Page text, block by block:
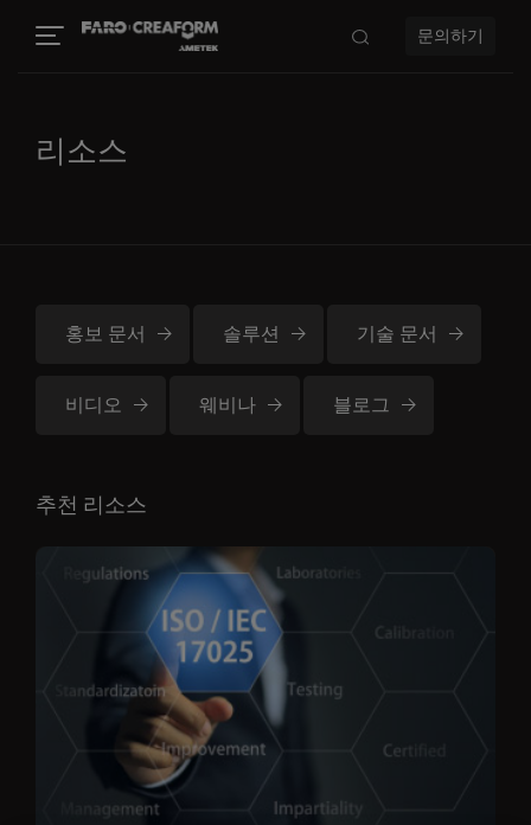
문의하기
리소스
홍보 문서 솔루션 기술 문서
비디오 웨비나 블로그
추천 리소스